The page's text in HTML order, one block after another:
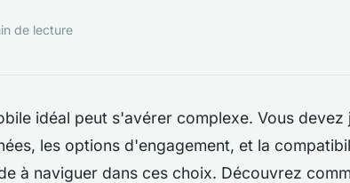
de lecture
idéal peut s'avérer complexe. Vous devez
les options d'engagement, et la
à naviguer dans ces choix. Découvrez